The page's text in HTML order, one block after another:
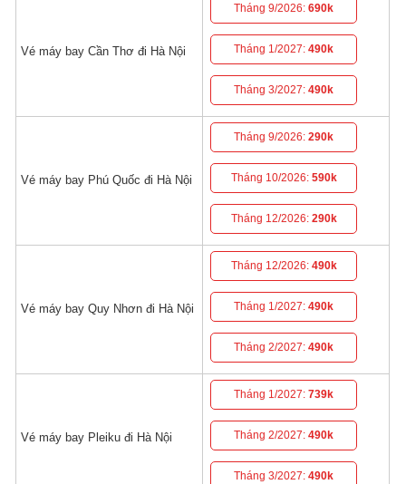
Vé máy bay Cần Thơ đi Hà Nội
Tháng 9/2026:690k
Tháng 1/2027:490k
Tháng 3/2027:490k
Vé máy bay Phú Quốc đi Hà Nội
Tháng 9/2026:290k
Tháng 10/2026: 590k
Tháng 12/2026: 290k
Vé máy bay Quy Nhơn đi Hà Nội
Tháng 12/2026: 490k
Tháng 1/2027:490k
Tháng 2/2027:490k
Vé máy bay Pleiku đi Hà Nội
Tháng 1/2027:739k
Tháng 2/2027:490k
Tháng 3/2027:490k